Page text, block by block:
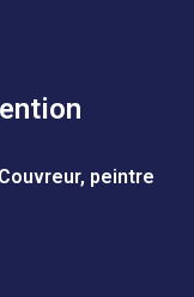
peintre